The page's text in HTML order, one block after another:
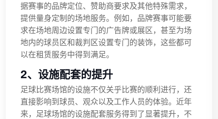
据赛事的品牌定位、赞助商要求及其他特殊需求，
提供量身定制的场地服务。例如，品牌赛事可能要
求在场地周边设置专门的广告牌或展区，甚至为场
地内的球员区和裁判区设置专门的装饰，这些都可
以在租赁服务中得到满足。
2、设施配套的提升
足球比赛场馆的设施不仅关乎比赛的顺利进行，还
直接影响到球员、观众以及工作人员的体验。近年
来，足球场馆的设施配套服务得到了显著提升，不